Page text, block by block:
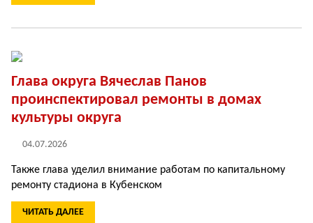
Глава округа Вячеслав Панов
проинспектировал ремонты в домах
культуры округа
04.07.2026
Также глава уделил внимание работам по капитальному
ремонту стадиона в Кубенском
ЧИТАТЬ ДАЛЕЕ